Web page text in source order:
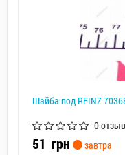
Шайба под REINZ
0
51 грн
завтра